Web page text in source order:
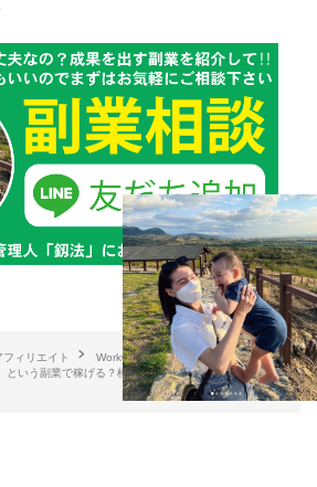
ィリエイト
WorkOn
という副業で稼げる？極秘情報も先行者利益も全て嘘で